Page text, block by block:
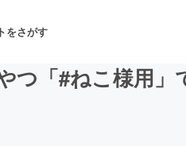
をさがす
つ「#ねこ様用」